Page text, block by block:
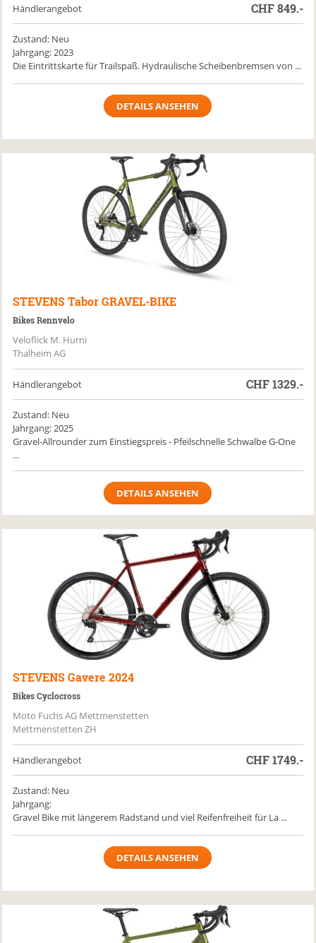
Händlerangebot CHF849.-
Zustand: Neu
Jahrgang: 2023
Die Eintrittskarte für Trailspaß. Hydraulische Scheibenbremsen von ...
DETAILS ANSEHEN
STEVENS Tabor GRAVEL-BIKE
Bikes Rennvelo
Veloflick M. Hurni
Thalheim AG
Händlerangebot CHF1329.-
Zustand: Neu
Jahrgang: 2025
Gravel-Allrounder zum Einstiegspreis - Pfeilschnelle Schwalbe G-One
...
DETAILS ANSEHEN
STEVENS Gavere 2024
Bikes Cyclocross
Moto Fuchs AG Mettmenstetten
Mettmenstetten ZH
Händlerangebot CHF1749.-
Zustand: Neu
Jahrgang:
Gravel Bike mit längerem Radstand und viel Reifenfreiheit für La ...
DETAILS ANSEHEN